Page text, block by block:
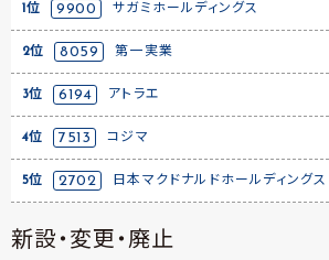
1位 9900 サガミホールディングス
2位 8059 第一実業
3位 6194 アトラエ
4位 7513 コジマ
5位 2702 日本マクドナルドホールディングス
新設・変更・廃止